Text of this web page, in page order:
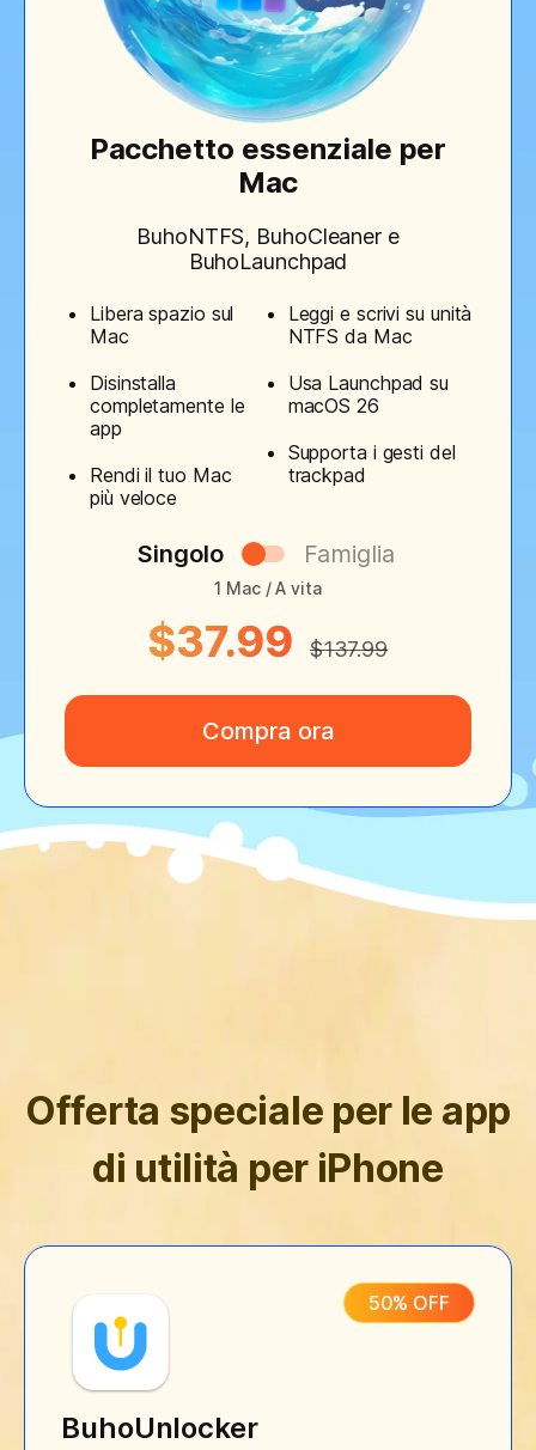
Pacchetto essenziale per
Mac
BuhoNTFS, BuhoCleaner e
BuhoLaunchpad
Libera spazio sul
Mac
Disinstalla
completamente le
app
Rendi il tuo Mac
più veloce
Leggi e scrivi su unità
NTFS da Mac
Usa Launchpad su
macOS 26
Supporta i gesti del
trackpad
Singolo Famiglia
1 Mac / A vita
$37.99 $137.99
Compra ora
Offerta speciale per le app
di utilità per iPhone
50% OFF
BuhoUnlocker